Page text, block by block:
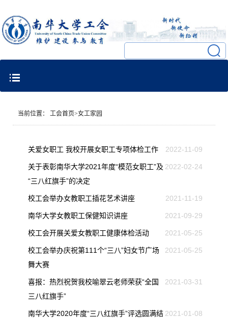
当前位置：工会首页>女工家园
2022-11-09
关爱女职工 我校开展女职工专项体检工作
2022-02-24
关于表彰南华大学2021年度“模范女职工”及
“三八红旗手”的决定
2021-11-19
校工会举办女教职工插花艺术讲座
2021-09-29
南华大学女教职工保健知识讲座
2021-05-25
校工会开展关爱女教职工健康体检活动
2021-05-25
校工会举办庆祝第111个“三八”妇女节广场
舞大赛
2021-03-31
喜报：热烈祝贺我校喻翠云老师荣获“全国
三八红旗手”
2021-01-08
南华大学2020年度“三八红旗手”评选圆满结